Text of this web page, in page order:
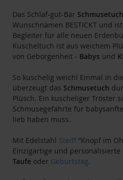
Das Schlaf-gut-Bär Schmusetuch
Wunschnamen BESTICKT und
Begleiter für alle neuen
Kuscheltuch ist aus weichem
von Geborgenheit - Babys und
So kuschelig weich! Einmal in
überzeugt das Schmusetuch
Plüsch. Ein kuscheliger Tröster
Schmusegefährte für
lieb haben muss.
Mit Edelstahl Steiff “Knopf im
Einzigartige und personalisierte
Taufe oder Geburtstag.